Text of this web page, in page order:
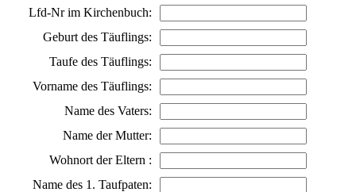
Lfd-Nr im Kirchenbuch:
Geburt des Täuflings:
Taufe des Täuflings:
Vorname des Täuflings:
Name des Vaters:
Name der Mutter:
Wohnort der Eltern :
Name des 1. Taufpaten: